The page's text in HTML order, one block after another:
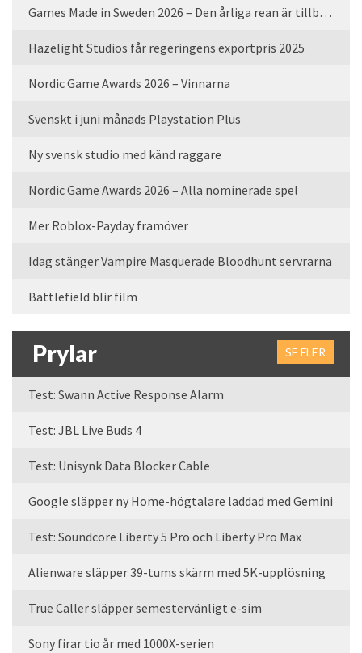
Games Made in Sweden 2026 – Den årliga rean är tillbaka
Hazelight Studios får regeringens exportpris 2025
Nordic Game Awards 2026 – Vinnarna
Svenskt i juni månads Playstation Plus
Ny svensk studio med känd raggare
Nordic Game Awards 2026 – Alla nominerade spel
Mer Roblox-Payday framöver
Idag stänger Vampire Masquerade Bloodhunt servrarna
Battlefield blir film
Prylar SE FLER
Test: Swann Active Response Alarm
Test: JBL Live Buds 4
Test: Unisynk Data Blocker Cable
Google släpper ny Home-högtalare laddad med Gemini
Test: Soundcore Liberty 5 Pro och Liberty Pro Max
Alienware släpper 39-tums skärm med 5K-upplösning
True Caller släpper semestervänligt e-sim
Sony firar tio år med 1000X-serien